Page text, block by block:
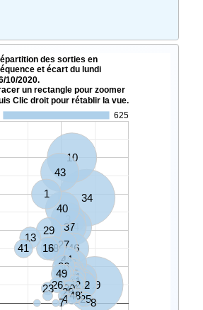
des sorties en
et écart du lundi
10/2020.
un rectangle pour zoomer
Clic droit pour rétablir la vue.
625
34
39
10
43
14
37
40
46
1
47
2
27
18
19
29
42
44
5
30
38
16
17
31
36
11
13
6
32
49
41
24
9
20
26
2125
2848
23
4
7 8